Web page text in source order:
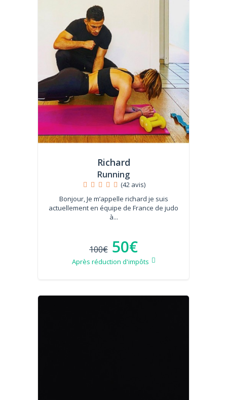
Richard
Running
(42 avis)
Bonjour, Je m’appelle richard je suis
actuellement en équipe de France de judo
à...
100€ 50€
Après réduction d'impôts